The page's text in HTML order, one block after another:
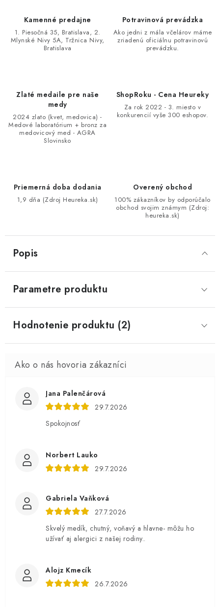
Kamenné predajne
1. Piesočná 35, Bratislava, 2.
Mlynské Nivy 5A, Tržnica Nivy,
Bratislava
Potravinová prevádzka
Ako jedni z mála včelárov máme
zriadenú oficiálnu potravinovú
prevádzku.
Zlaté medaile pre naše
medy
2024 zlato (kvet, medovica) -
Medové laboratórium + bronz za
medovicový med - AGRA
Slovinsko
ShopRoku - Cena Heureky
Za rok 2022 - 3. miesto v
konkurencií vyše 300 eshopov.
Priemerná doba dodania
1,9 dňa (Zdroj Heureka.sk)
Overený obchod
100% zákazníkov by odporúčalo
obchod svojim známym (Zdroj:
heureka.sk)
Popis
Parametre produktu
Hodnotenie produktu (2)
Jana Palenčárová
29.7.2026
Spokojnosť
Norbert Lauko
29.7.2026
Gabriela Vaňková
27.7.2026
Skvelý medík, chutný, voňavý a hlavne- môžu ho
užívať aj alergici z našej rodiny..
Alojz Kmecík
26.7.2026